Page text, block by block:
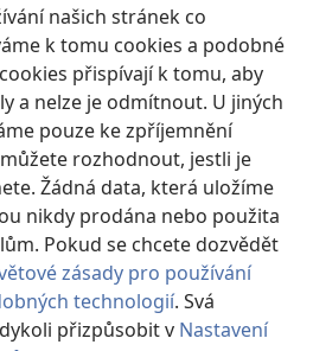
našich stránek co
k tomu cookies a podobné
přispívají k tomu, aby
a nelze je odmítnout. U jiných
pouze ke zpříjemnění
rozhodnout, jestli je
Žádná data, která uložíme
nikdy prodána nebo použita
Pokud se chcete dozvědět
zásady pro používání
technologií. Svá
přizpůsobit v Nastavení
věže
Bible and Tract Society of Pennsylvania.